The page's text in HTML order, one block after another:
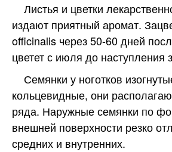
Листья и цветки
издают приятный аромат.
officinalis через 50-60 дней
цветет с июля до наступления
Семянки у ноготков
кольцевидные, они
ряда. Наружные семянки по
внешней поверхности резко
средних и внутренних.